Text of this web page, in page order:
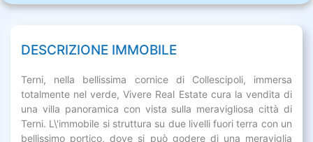
DESCRIZIONE IMMOBILE
Terni, nella bellissima cornice di Collescipoli, immersa
totalmente nel verde, Vivere Real Estate cura la vendita di
una villa panoramica con vista sulla meravigliosa città di
Terni. L\'immobile si struttura su due livelli fuori terra con un
bellissimo portico, dove si può godere di una meraviglia